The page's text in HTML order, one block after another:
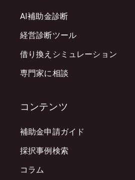
AI補助金診断
経営診断ツール
借り換えシミュレーション
専門家に相談
コンテンツ
補助金申請ガイド
採択事例検索
コラム